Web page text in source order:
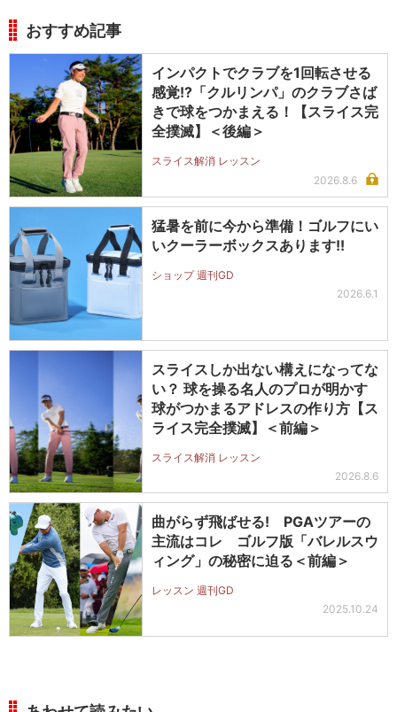
おすすめ記事
インパクトでクラブを1回転させる
感覚!?「クルリンパ」のクラブさば
きで球をつかまえる！【スライス完
全撲滅】＜後編＞
スライス解消 レッスン
2026.8.6
猛暑を前に今から準備！ゴルフにい
いクーラーボックスあります!!
ショップ 週刊GD
2026.6.1
スライスしか出ない構えになってな
い？ 球を操る名人のプロが明かす
球がつかまるアドレスの作り方【ス
ライス完全撲滅】＜前編＞
スライス解消 レッスン
2026.8.6
曲がらず飛ばせる! PGAツアーの
主流はコレ ゴルフ版「バレルスウ
ィング」の秘密に迫る＜前編＞
レッスン 週刊GD
2025.10.24